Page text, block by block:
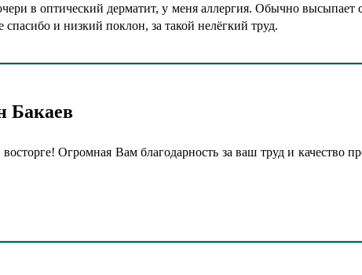
в оптический дерматит, у меня аллергия. Обычно высыпает
и низкий поклон, за такой нелёгкий труд.
Бакаев
Огромная Вам благодарность за ваш труд и качество